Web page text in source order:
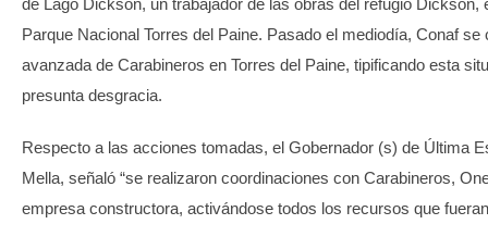
de Lago Dickson, un trabajador de las obras del refugio Dickson,
Parque Nacional Torres del Paine. Pasado el mediodía, Conaf se
avanzada de Carabineros en Torres del Paine, tipificando esta
presunta desgracia.
Respecto a las acciones tomadas, el Gobernador (s) de Última
Mella, señaló “se realizaron coordinaciones con Carabineros,
empresa constructora, activándose todos los recursos que